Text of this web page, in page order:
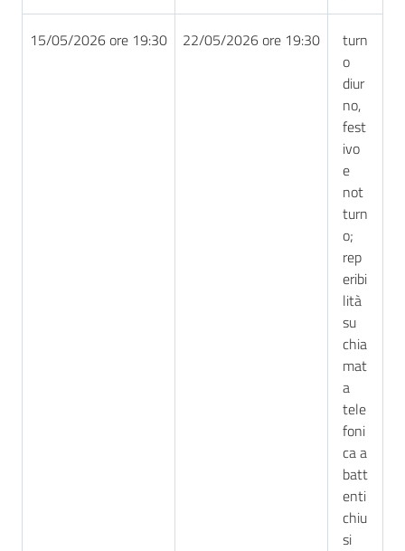
15/05/2026 ore 19:30 22/05/2026 ore 19:30
turn
o
diur
no,
fest
ivo
e
not
turn
o;
rep
eribi
lità
su
chia
mat
a
tele
foni
ca a
batt
enti
chiu
si